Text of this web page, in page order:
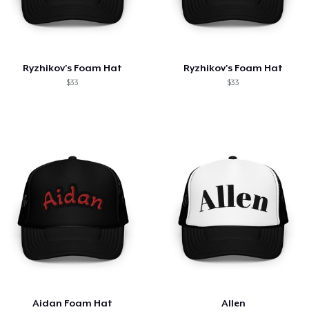
Ryzhikov's Foam Hat
$33
Ryzhikov's Foam Hat
$33
Aidan Foam Hat Allen